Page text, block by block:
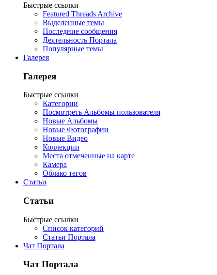
Быстрые ссылки
Featured Threads Archive
Выделенные темы
Последние сообщения
Деятельность Портала
Популярные темы
Галерея
Галерея
Быстрые ссылки
Категории
Посмотреть Альбомы пользователя
Новые Альбомы
Новые Фотографии
Новые Видео
Коллекции
Места отмеченные на карте
Камера
Облако тегов
Статьи
Статьи
Быстрые ссылки
Список категорий
Статьи Портала
Чат Портала
Чат Портала